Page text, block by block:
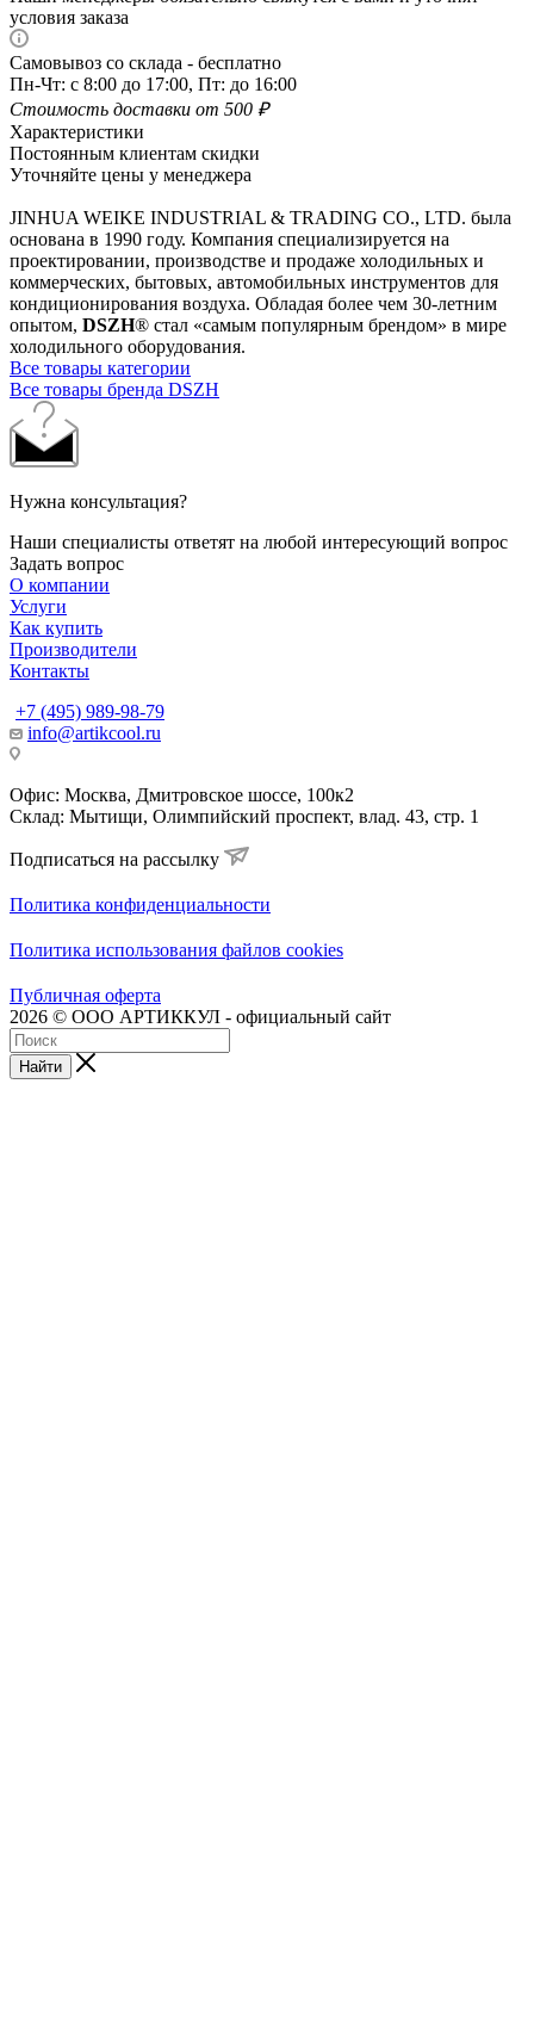
условия заказа
Самовывоз со склада - бесплатно
Пн-Чт: с 8:00 до 17:00, Пт: до 16:00
Стоимость доставки от 500 ₽
Характеристики
Постоянным клиентам скидки
Уточняйте цены у менеджера
JINHUA WEIKE INDUSTRIAL & TRADING CO., LTD. была
основана в 1990 году. Компания специализируется на
проектировании, производстве и продаже холодильных и
коммерческих, бытовых, автомобильных инструментов для
кондиционирования воздуха. Обладая более чем 30-летним
опытом, DSZH® стал «самым популярным брендом» в мире
холодильного оборудования.
Все товары категории
Все товары бренда DSZH
Нужна консультация?
Наши специалисты ответят на любой интересующий вопрос
Задать вопрос
О компании
Услуги
Как купить
Производители
Контакты
+7 (495) 989-98-79
info@artikcool.ru
Офис: Москва, Дмитровское шоссе, 100к2
Склад: Мытищи, Олимпийский проспект, влад. 43, стр. 1
Подписаться на рассылку
Политика конфиденциальности
Политика использования файлов cookies
Публичная оферта
2026 © ООО АРТИККУЛ - официальный сайт
Найти